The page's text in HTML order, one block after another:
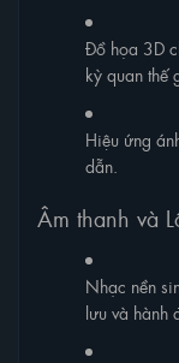
Đồ họa 3D
kỳ quan thế
Hiệu ứng
dẫn.
Âm thanh và
Nhạc nền
lưu và hành